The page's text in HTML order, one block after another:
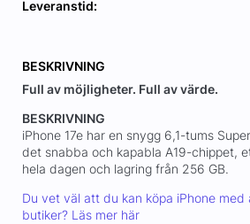
Leveranstid:
BESKRIVNING
Full av möjligheter. Full av värde.
BESKRIVNING
iPhone 17e har en snygg 6,1-tums
det snabba och kapabla A19-chippet,
hela dagen och lagring från 256 GB.
Du vet väl att du kan köpa iPhone med
butiker? Läs mer här